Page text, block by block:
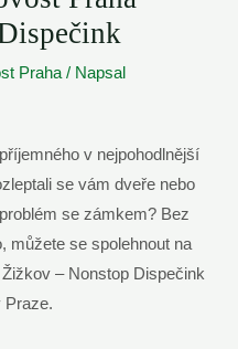
Praha / Napsal
v nejpohodlnější
se⁢ vám dveře⁤ nebo⁣
se ⁣zámkem? Bez
můžete ‌se spolehnout na
– Nonstop Dispečink
Praze.